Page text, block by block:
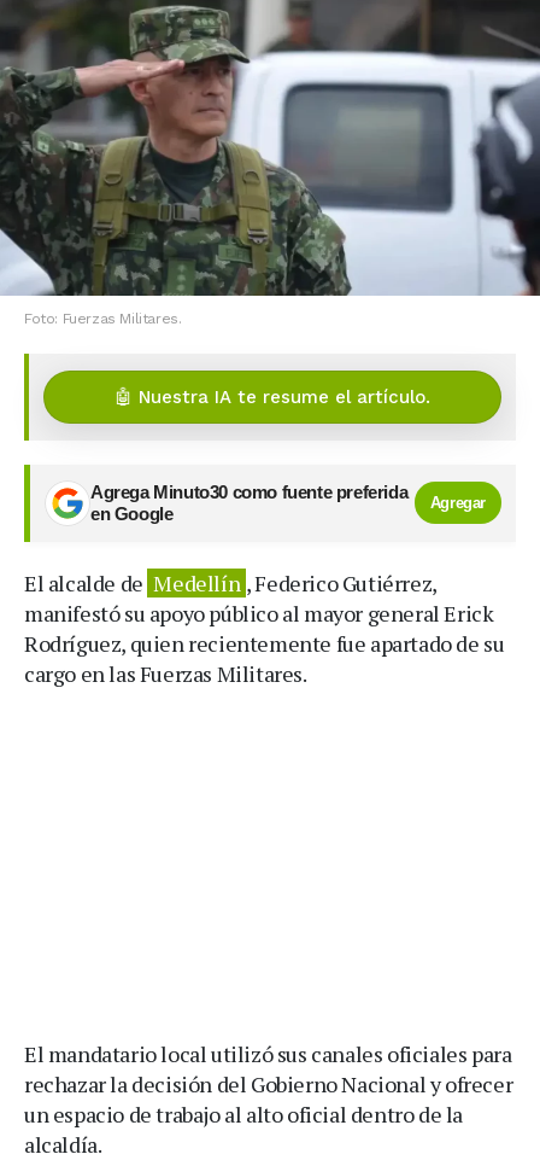
Foto: Fuerzas Militares.
🤖 Nuestra IA te resume el artículo.
Agrega Minuto30 como fuente preferida
en Google
Agregar
El alcalde de Medellín , Federico Gutiérrez,
manifestó su apoyo público al mayor general Erick
Rodríguez, quien recientemente fue apartado de su
cargo en las Fuerzas Militares.
El mandatario local utilizó sus canales oficiales para
rechazar la decisión del Gobierno Nacional y ofrecer
un espacio de trabajo al alto oficial dentro de la
alcaldía.